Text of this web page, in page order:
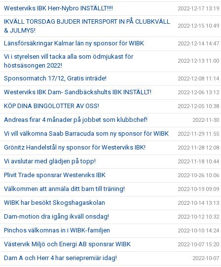
Westerviks IBK Herr-Nybro INSTÄLLT!!!! 2022-12-17 13:19
IKVÄLL TORSDAG BJUDER INTERSPORT IN PÅ CLUBKVÄLL
& JULMYS!
2022-12-15 10:49
Länsförsäkringar Kalmar län ny sponsor för WIBK 2022-12-14 14:47
Vi i styrelsen vill tacka alla som ödmjukast för
höstsäsongen 2022!
2022-12-13 11:00
Sponsormatch 17/12, Gratis inträde! 2022-12-08 11:14
Westerviks IBK Dam- Sandbäckshults IBK INSTÄLLT! 2022-12-06 13:12
KÖP DINA BINGOLOTTER AV OSS! 2022-12-05 10:38
Andreas firar 4 månader på jobbet som klubbchef! 2022-11-30
Vi vill välkomna Saab Barracuda som ny sponsor för WIBK 2022-11-29 11:55
Grönitz Handelstål ny sponsor för Westerviks IBK! 2022-11-28 12:08
Vi avslutar med glädjen på topp! 2022-11-18 10:44
Plivit Trade sponsrar Westerviks IBK 2022-10-26 10:06
Välkommen att anmäla ditt barn till träning! 2022-10-19 09:09
WIBK har besökt Skogshagaskolan 2022-10-14 13:13
Dam-motion dra igång ikväll onsdag! 2022-10-12 10:32
Pinchos välkomnas in i WIBK-familjen 2022-10-10 14:24
Västervik Miljö och Energi AB sponsrar WIBK 2022-10-07 15:20
Dam A och Herr 4 har seriepremiär idag! 2022-10-07